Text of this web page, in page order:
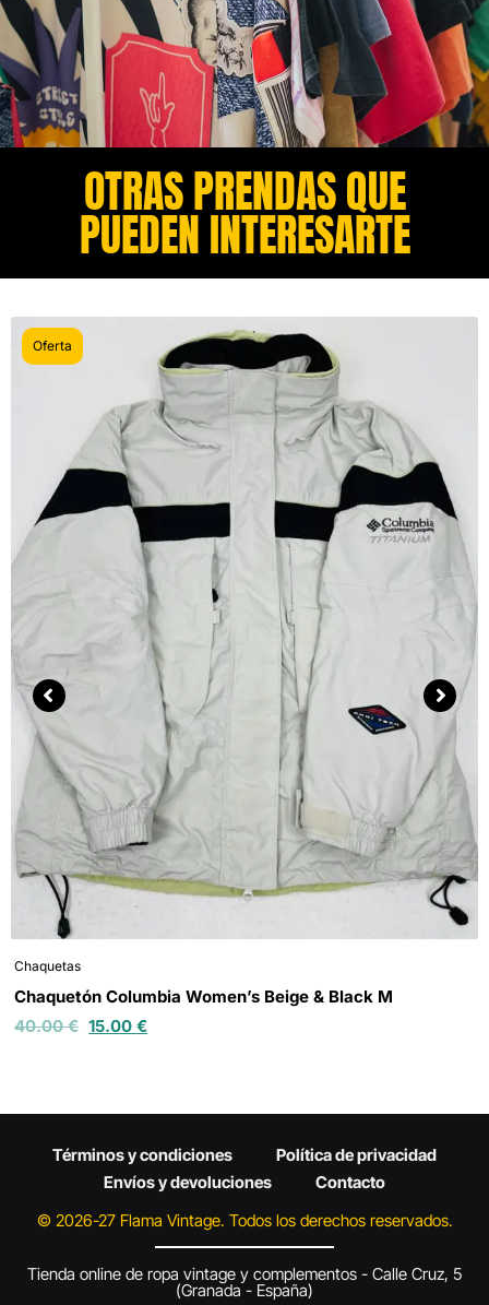
OTRAS PRENDAS QUE
PUEDEN INTERESARTE​
Oferta
Chaquetas
Chaquetón Columbia Women’s Beige & Black M
40.00€ 15.00€
Términos y condiciones
Política de privacidad
Envíos y devoluciones
Contacto
© 2026-27 Flama Vintage. Todos los derechos reservados.
Tienda online de ropa vintage y complementos - Calle Cruz, 5
(Granada - España)